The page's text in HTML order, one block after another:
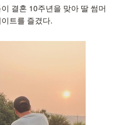
결혼 10주년을 맞아 딸 썸머
트를 즐겼다.